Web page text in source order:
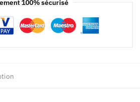
100% sécurisé